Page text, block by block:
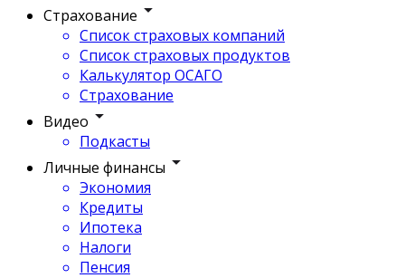
Страхование
Список страховых компаний
Список страховых продуктов
Калькулятор ОСАГО
Страхование
Видео
Подкасты
Личные финансы
Экономия
Кредиты
Ипотека
Налоги
Пенсия